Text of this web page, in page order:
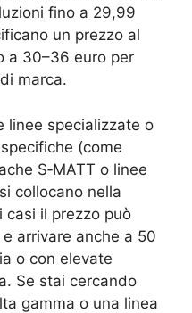
fino a 29,99
un prezzo al
a 30–36 euro per
marca.
linee specializzate o
(come
S‑MATT o linee
collocano nella
casi il prezzo può
arrivare anche a 50
o con elevate
Se stai cercando
gamma o una linea